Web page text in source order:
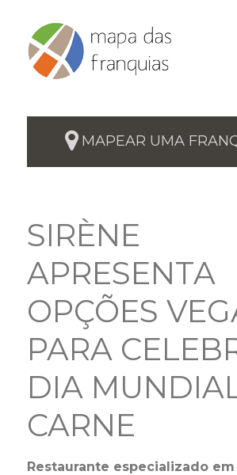
MAPEAR UMA
SIRÈNE
APRESENTA
OPÇÕES
PARA
DIA
CARNE
Restaurante especializado em